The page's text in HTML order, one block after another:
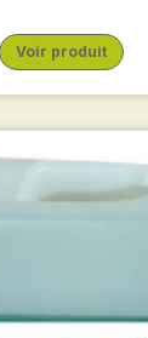
Voir produit